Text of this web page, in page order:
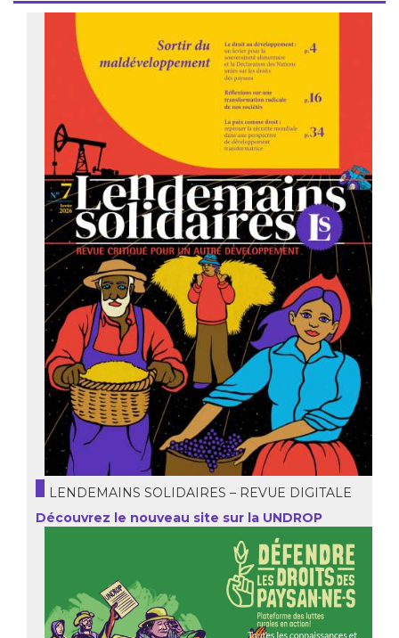
LENDEMAINS SOLIDAIRES – REVUE DIGITALE
Découvrez le nouveau site sur la UNDROP